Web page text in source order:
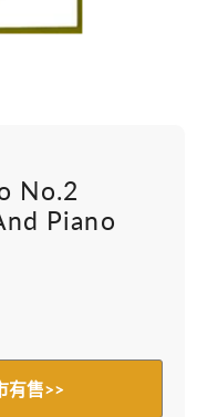
No.2
Piano
有售>>